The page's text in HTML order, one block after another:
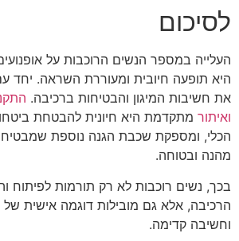
לסיכום
העלייה במספר הנשים הרוכבות על
היא תופעה חיובית ומעוררת השראה. יחד
את חשיבות המיגון והבטיחות ברכיבה.
ואיתור מתקדמת היא חיונית להבטחת
הכלי, ומספקת שכבת הגנה נוספת שמבטיחה
מהנה ובטוחה.
בכך, נשים רוכבות לא רק תורמות לפיתוח
הרכיבה, אלא גם מובילות דוגמה אישית של
וחשיבה קדימה.